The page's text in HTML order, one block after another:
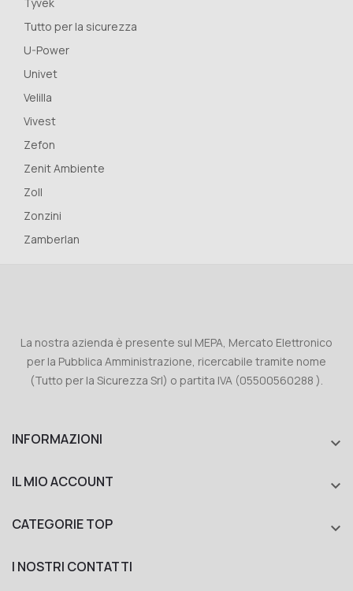
Tutto per la sicurezza
U-Power
Univet
Velilla
Vivest
Zefon
Zenit Ambiente
Zoll
Zonzini
Zamberlan
La nostra azienda è presente sul MEPA, Mercato Elettronico
per la Pubblica Amministrazione, ricercabile tramite nome
(Tutto per la Sicurezza Srl) o partita IVA (05500560288 ).
INFORMAZIONI 
IL MIO ACCOUNT 
CATEGORIE TOP 
I NOSTRI CONTATTI